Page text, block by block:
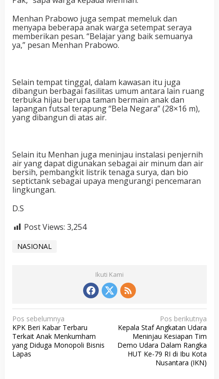
Menhan Prabowo juga sempat memeluk dan
menyapa beberapa anak warga setempat seraya
memberikan pesan. “Belajar yang baik semuanya
ya,” pesan Menhan Prabowo.
Selain tempat tinggal, dalam kawasan itu juga
dibangun berbagai fasilitas umum antara lain ruang
terbuka hijau berupa taman bermain anak dan
lapangan futsal terapung “Bela Negara” (28×16 m),
yang dibangun di atas air.
Selain itu Menhan juga meninjau instalasi penjernih
air yang dapat digunakan sebagai air minum dan air
bersih, pembangkit listrik tenaga surya, dan bio
septictank sebagai upaya mengurangi pencemaran
lingkungan.
D.S
Post Views: 3,254
NASIONAL
Ikuti Kami
N
a
v
i
Pos sebelumnya
KPK Beri Kabar Terbaru
Terkait Anak Menkumham
yang Diduga Monopoli Bisnis
Lapas
Pos berikutnya
Kepala Staf Angkatan Udara
Meninjau Kesiapan Tim
Demo Udara Dalam Rangka
HUT Ke-79 RI di Ibu Kota
Nusantara (IKN)